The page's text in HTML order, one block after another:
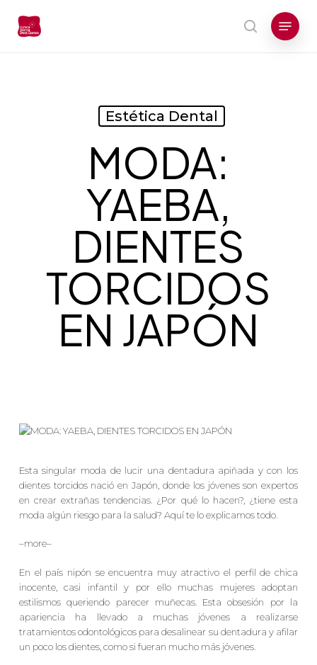
main
search
Menu
Estética Dental
MODA:
YAEBA,
DIENTES
TORCIDOS
EN JAPÓN
Esta singular moda de lucir una dentadura apiñada y con los
dientes torcidos nació en Japón, donde los jóvenes son expertos
en crear extrañas tendencias. ¿Por qué lo hacen?, ¿tiene esta
moda algún riesgo para la salud? Aquí te lo explicamos todo.
–more–
En el país nipón se encuentra muy atractivo el perfil de chica
inocente, casi infantil y por ello muchas mujeres adoptan
estilismos queriendo parecer muñecas. Esta obsesión por la
apariencia ha llevado a muchas jóvenes a realizarse
tratamientos odontológicos para desalinear su dentadura y afilar
un poco los dientes, como si fueran mucho más jóvenes.